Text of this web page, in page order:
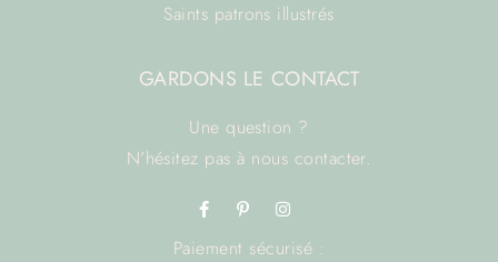
Saints patrons illustrés
GARDONS LE CONTACT
Une question ?
N’hésitez pas à nous contacter.
Paiement sécurisé :